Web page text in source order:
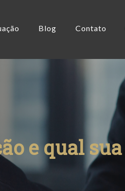
Blog Contato
e qual sua